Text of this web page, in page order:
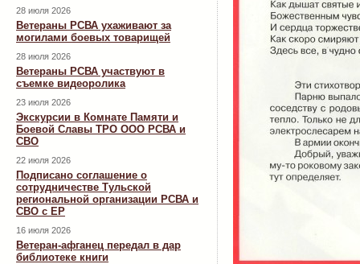
28 июля 2026
Ветераны РСВА ухаживают за
могилами боевых товарищей
28 июля 2026
Ветераны РСВА участвуют в
съемке видеоролика
23 июля 2026
Экскурсии в Комнате Памяти и
Боевой Славы ТРО ООО РСВА и
СВО
22 июля 2026
Подписано соглашение о
сотрудничестве Тульской
региональной организации РСВА и
СВО с ЕР
16 июля 2026
Ветеран-афганец передал в дар
библиотеке книги